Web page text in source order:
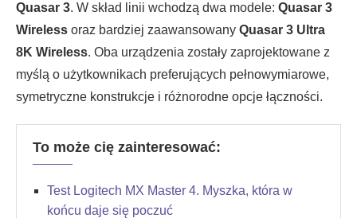
Quasar 3. W skład linii wchodzą dwa modele: Quasar 3
Wireless oraz bardziej zaawansowany Quasar 3 Ultra
8K Wireless. Oba urządzenia zostały zaprojektowane z
myślą o użytkownikach preferujących pełnowymiarowe,
symetryczne konstrukcje i różnorodne opcje łączności.
To może cię zainteresować:
Test Logitech MX Master 4. Myszka, która w
końcu daje się poczuć